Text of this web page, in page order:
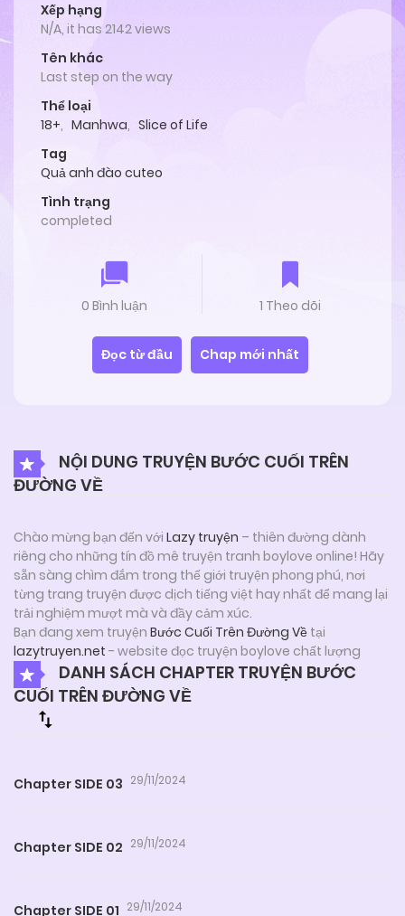
Xếp hạng
N/A, it has 2142 views
Tên khác
Last step on the way
Thể loại
18+, Manhwa, Slice of Life
Tag
Quả anh đào cuteo
Tình trạng
completed
0 Bình luận 1 Theo dõi
Đọc từ đầu Chap mới nhất
NỘI DUNG TRUYỆN BƯỚC CUỐI TRÊN
ĐƯỜNG VỀ
Chào mừng bạn đến với Lazy truyện – thiên đường dành
riêng cho những tín đồ mê truyện tranh boylove online! Hãy
sẵn sàng chìm đắm trong thế giới truyện phong phú, nơi
từng trang truyện được dịch tiếng việt hay nhất để mang lại
trải nghiệm mượt mà và đầy cảm xúc.
Bạn đang xem truyện Bước Cuối Trên Đường Về tại
lazytruyen.net - website đọc truyện boylove chất lượng
DANH SÁCH CHAPTER TRUYỆN BƯỚC
CUỐI TRÊN ĐƯỜNG VỀ
Chapter SIDE 03 29/11/2024
Chapter SIDE 02 29/11/2024
Chapter SIDE 01 29/11/2024